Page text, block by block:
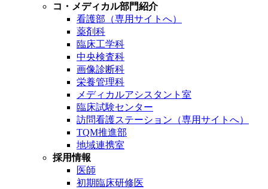
コ・メディカル部門紹介
看護部（専用サイトへ）
薬剤科
臨床工学科
中央検査科
画像診断科
栄養管理科
メディカルアシスタント室
臨床試験センター
訪問看護ステーション（専用サイトへ）
TQM推進部
地域連携室
採用情報
医師
初期臨床研修医